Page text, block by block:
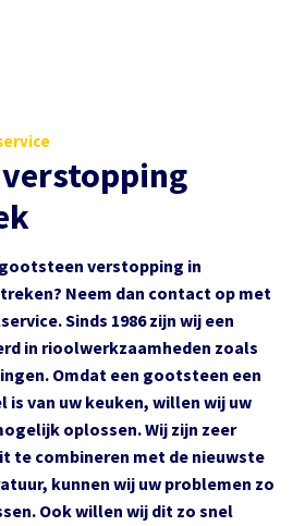
verstopping in
Neem dan contact op met
Sinds 1986 zijn wij een
in rioolwerkzaamheden zoals
Omdat een gootsteen een
is van uw keuken, willen wij uw
oplossen. Wij zijn zeer
te combineren met de nieuwste
kunnen wij uw problemen zo
Ook willen wij dit zo snel